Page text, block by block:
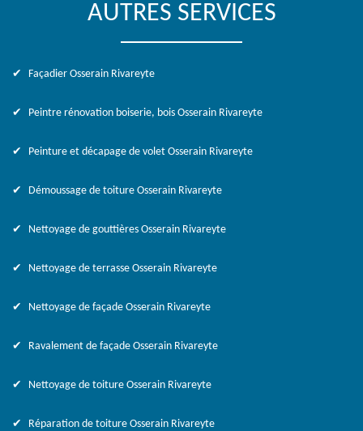
AUTRES SERVICES
Façadier Osserain Rivareyte
Peintre rénovation boiserie, bois Osserain Rivareyte
Peinture et décapage de volet Osserain Rivareyte
Démoussage de toiture Osserain Rivareyte
Nettoyage de gouttières Osserain Rivareyte
Nettoyage de terrasse Osserain Rivareyte
Nettoyage de façade Osserain Rivareyte
Ravalement de façade Osserain Rivareyte
Nettoyage de toiture Osserain Rivareyte
Réparation de toiture Osserain Rivareyte